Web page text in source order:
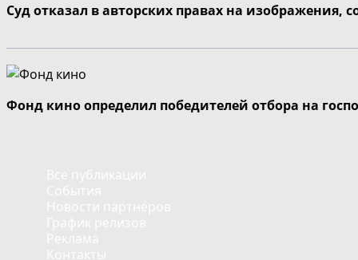
Суд отказал в авторских правах на изображения,
Фонд кино определил победителей отбора на